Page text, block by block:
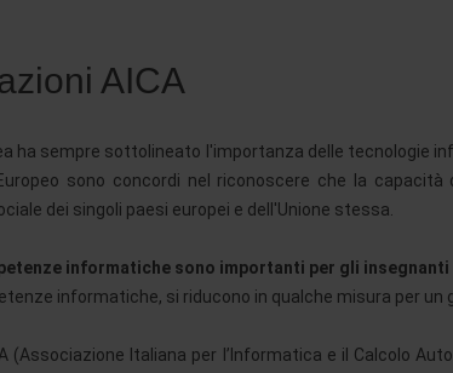
AICA
ha sempre sottolineato l'importanza delle tecnologie
sono concordi nel riconoscere che la
dei singoli paesi europei e dell'Unione stessa.
informatiche sono importanti per gli
informatiche, si riducono in qualche misura per
(Associazione Italiana per l’Informatica e il Calcolo